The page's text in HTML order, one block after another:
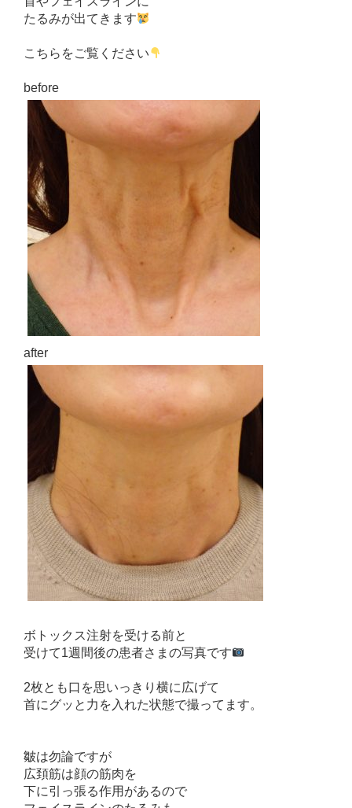
たるみが出てきます
こちらをご覧ください
before
after
ボトックス注射を受ける前と
受けて1週間後の患者さまの写真です
2枚とも口を思いっきり横に広げて
首にグッと力を入れた状態で撮ってます。
皺は勿論ですが
広頚筋は顔の筋肉を
下に引っ張る作用があるので